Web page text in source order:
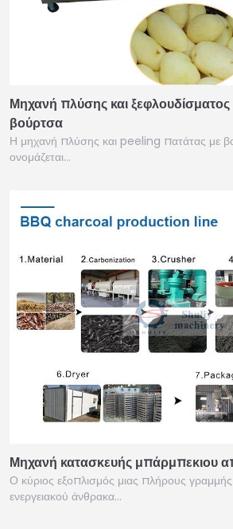
Μηχανή πλύσης και
βούρτσα
Η μηχανή πλύσης και peeling πατάτας με
ονομάζεται…
Μηχανή κατασκευής μπάρμπεκιου
Ο κύριος εξοπλισμός μιας πλήρους γραμμής
ενεργειακού άνθρακα…